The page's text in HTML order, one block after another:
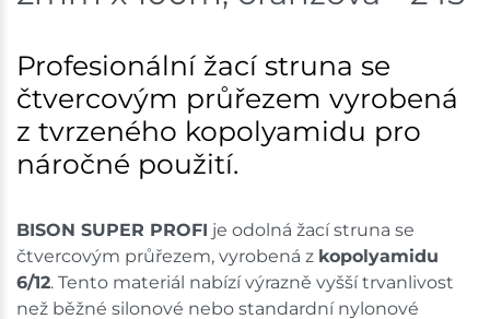
Profesionální žací struna se
čtvercovým průřezem vyrobená
z tvrzeného kopolyamidu pro
náročné použití.
BISON SUPER PROFI je odolná žací struna se
čtvercovým průřezem, vyrobená z kopolyamidu
6/12. Tento materiál nabízí výrazně vyšší trvanlivost
než běžné silonové nebo standardní nylonové